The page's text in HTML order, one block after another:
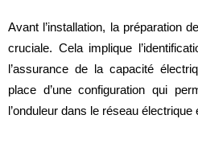
Avant l’installation, la préparation
cruciale. Cela implique
l’assurance de la capacité
place d’une configuration qui
l’onduleur dans le réseau électrique